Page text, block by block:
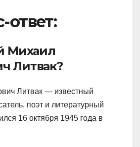
ответ:
Михаил
Литвак?
Литвак — известный
поэт и литературный
16 октября 1945 года в